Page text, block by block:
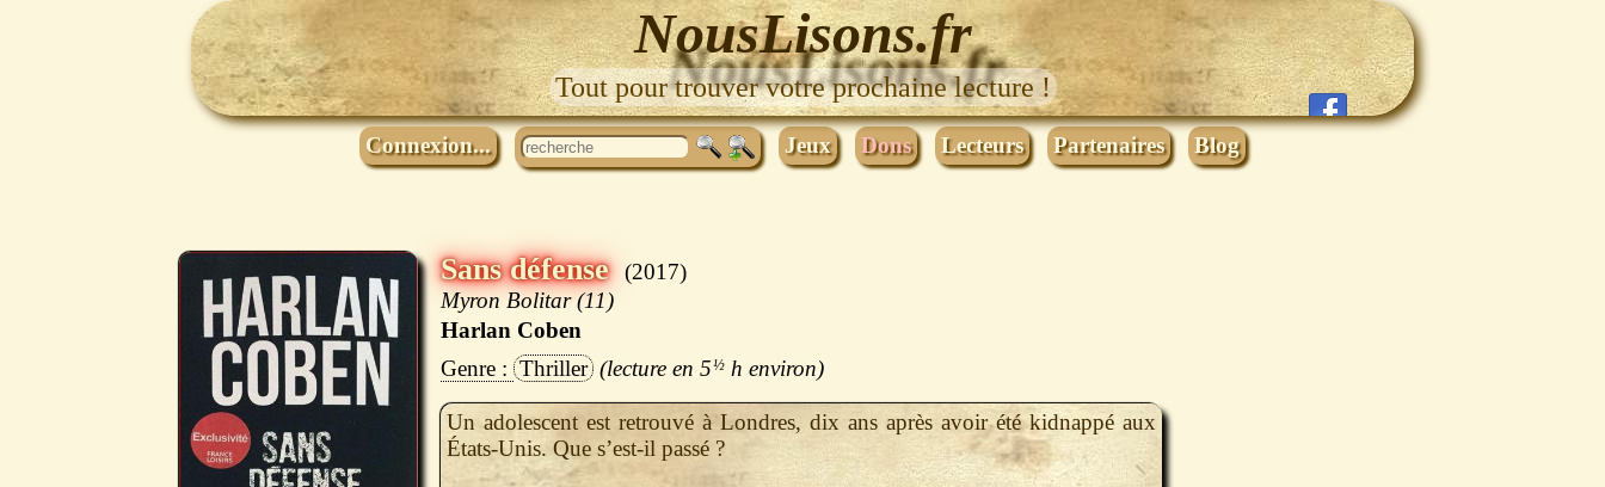
NousLisons.fr
Tout pour trouver votre prochaine lecture !
Connexion... Jeux Dons Lecteurs Partenaires Blog
Sans défense
2017
Myron Bolitar (11)
Harlan Coben
Thriller
5½ h
Un adolescent est retrouvé à Londres, dix ans après avoir été kidnappé aux
États-Unis. Que s’est-il passé ?